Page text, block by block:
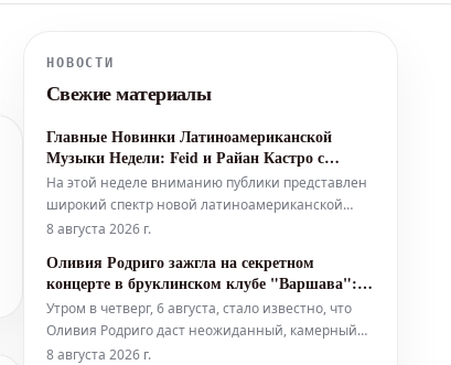
НОВОСТИ
Свежие материалы
Главные Новинки Латиноамериканской
Музыки Недели: Feid и Райан Кастро с
Треком 'Mentira'
На этой неделе вниманию публики представлен
широкий спектр новой латиноамериканской
музыки. Среди рекомендованных редакторами
Me Arrepiento De Sentir Tanto' от Karol G, 'Yo Era
Poesía' от Алехандро Санса и Эдена Муньоса,
'Verano En La Ciudad' о
8 августа 2026 г.
Оливия Родриго зажгла на секретном
концерте в бруклинском клубе "Варшава": 5
лучших моментов
Утром в четверг, 6 августа, стало известно, что
Оливия Родриго даст неожиданный, камерный
концерт в бруклинском клубе "Варшава" – панк-
8 августа 2026 г.